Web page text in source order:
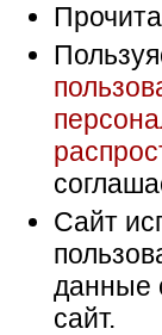
Сайт
данные
сайт.